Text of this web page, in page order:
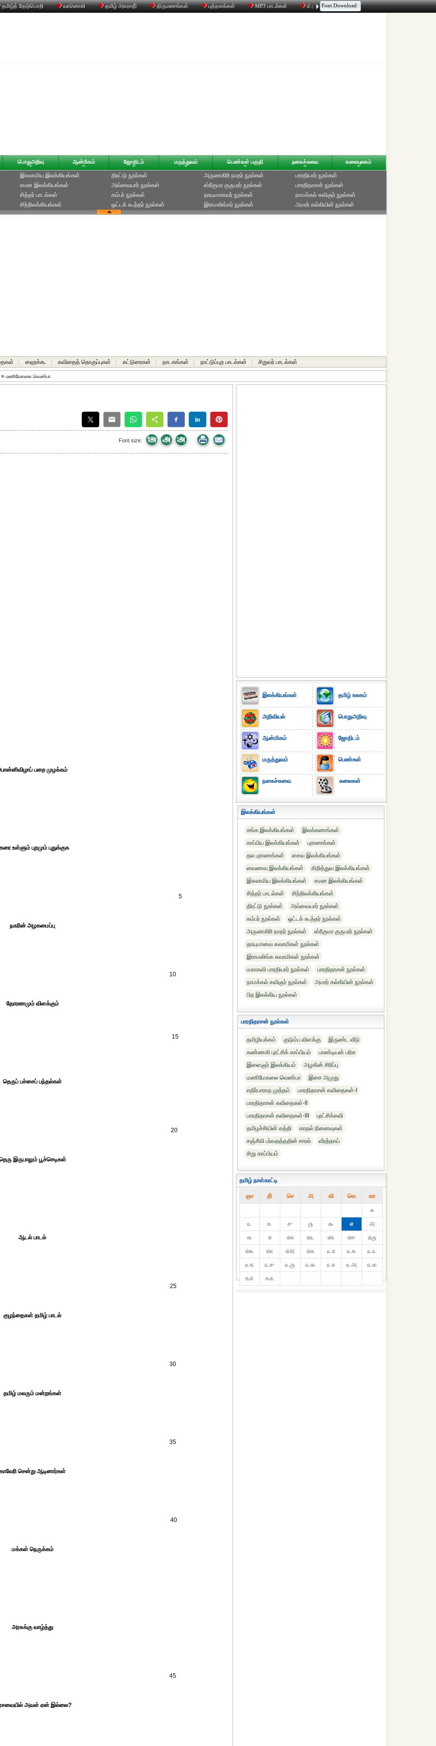
தமிழ்த் தேடுபொறி வானொலி தமிழ் அகராதி் திருமணங்கள் புத்தகங்கள் MP3 பாடல்கள் மின்னஞ்சல் திரட்டி உரையாடல்
Font Download
பொதுஅறிவு ஆன்மிகம் ஜோதிடம் மருத்துவம் பெண்கள் பகுதி நகைச்சுவை கலையுலகம்
இசுலாமிய இலக்கியங்கள்
சமன இலக்கியங்கள்
சித்தர் பாடல்கள்
சிற்றிலக்கியங்கள்
திரட்டு நூல்கள்
அவ்வையார் நூல்கள்
கம்பர் நூல்கள்
ஒட்டக் கூத்தர் நூல்கள்
அருணகிரி நாதர் நூல்கள்
ஸ்ரீகுமர குருபரர் நூல்கள்
தாயுமானவர் நூல்கள்
இராமலிங்கர் நூல்கள்
பாரதியார் நூல்கள்
பாரதிதாசன் நூல்கள்
நாமக்கல் கவிஞர் நூல்கள்
அமரர் கல்கியின் நூல்கள்
ஹைக்கூ கவிதைத் தொகுப்புகள் கட்டுரைகள் நாடகங்கள் நாட்டுப்புற பாடல்கள் சிறுவர் பாடல்கள்
» மணிமேகலை வெண்பா
Font size:
பறை முழக்கம்
உள்ளும் புறமும் புதுக்குக
5
நகரின் அழகமைப்பு
10
தோரணமும் விளக்கும்
15
தெருப் பச்சைப் பந்தல்கள்
20
இருபாலும் பூச்செடிகள்
ஆடல் பாடல்
25
குழந்தைகள் தமிழ் பாடல்
30
தமிழ் மலரும் மன்றங்கள்
35
காவேரி சென்று ஆடினார்கள்
40
மக்கள் நெருக்கம்
அரசுக்கு வாழ்த்து
45
அவள் ஏன் இல்லை?
இலக்கியங்கள்
அறிவியல்
ஆன்மிகம்
மருத்துவம்
நகைச்சுவை
தமிழ் உலகம்
பொதுஅறிவு
ஜோதிடம்
பெண்கள்
கலைகள்
இலக்கியங்கள்
சங்க இலக்கியங்கள்
இலக்கணங்கள்
காப்பிய இலக்கியங்கள்
புராணங்கள்
தல புராணங்கள்
சைவ இலக்கியங்கள்
வைணவ இலக்கியங்கள்
கிறித்துவ இலக்கியங்கள்
இசுலாமிய இலக்கியங்கள்
சமன இலக்கியங்கள்
சித்தர் பாடல்கள்
சிற்றிலக்கியங்கள்
திரட்டு நூல்கள்
அவ்வையார் நூல்கள்
கம்பர் நூல்கள்
ஒட்டக் கூத்தர் நூல்கள்
அருணகிரி நாதர் நூல்கள்
ஸ்ரீகுமர குருபரர் நூல்கள்
தாயுமானவ சுவாமிகள் நூல்கள்
இராமலிங்க சுவாமிகள் நூல்கள்
மகாகவி பாரதியார் நூல்கள்
பாரதிதாசன் நூல்கள்
நாமக்கல் கவிஞர் நூல்கள்
அமரர் கல்கியின் நூல்கள்
பிற இலக்கிய நூல்கள்
பாரதிதாசன் நூல்கள்
தமிழியக்கம் குடும்ப விளக்கு
இருண்ட வீடு
கண்ணகி புரட்சிக் காப்பியம்
பாண்டியன் பரிசு
இளைஞர் இலக்கியம்
அழகின் சிரிப்பு
மணிமேகலை வெண்பா
இசை அமுது
எதிர்பாராத முத்தம்
பாரதிதாசன் கவிதைகள்-I
பாரதிதாசன் கவிதைகள்-II
பாரதிதாசன் கவிதைகள்-III
புரட்சிக்கவி
தமிழச்சியின் கத்தி
காதல் நினைவுகள்
சஞ்சீவி பர்வதத்ததின் சாரல்
வீரத்தாய்
சிறு காப்பியம்
தமிழ் நாள்காட்டி
ஞா தி் செ அ வி வெ கா
௧
௨
௩ ௪ ௫ ௬ ௭
௮
௯
௰ ௰௧ ௰௨ ௰௩ ௰௪
௰௫
௰௬
௰௭ ௰௮ ௰௯ ௨௰ ௨௧
௨௨
௨௩
௨௪ ௨௫ ௨௬ ௨௭ ௨௮
௨௯
௩௰
௩௧